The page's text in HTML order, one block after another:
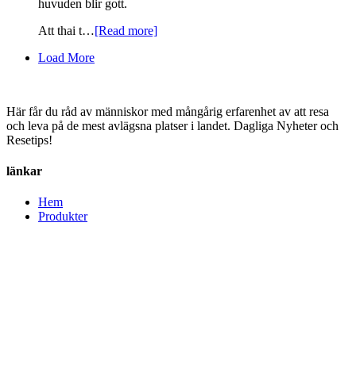
huvuden blir gott.
Att thai t…[Read more]
Load More
Här får du råd av människor med mångårig erfarenhet av att resa
och leva på de mest avlägsna platser i landet. Dagliga Nyheter och
Resetips!
länkar
Hem
Produkter